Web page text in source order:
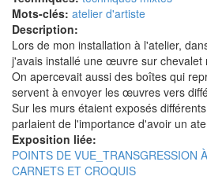
Mots-clés: atelier d'artiste
Description:
Lors de mon installation à l'atelier,
j'avais installé une œuvre sur chevalet
On apercevait aussi des boîtes qui
servent à envoyer les œuvres vers
Sur les murs étaient exposés
parlaient de l'importance d'avoir un
Exposition liée:
POINTS DE VUE_TRANSGRESSION
CARNETS ET CROQUIS